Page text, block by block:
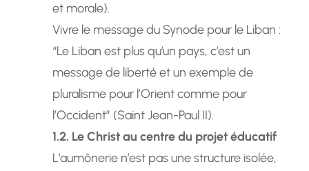
et morale).
Vivre le message du Synode pour le Liban :
“Le Liban est plus qu’un pays, c’est un
message de liberté et un exemple de
pluralisme pour l’Orient comme pour
l’Occident” (Saint Jean-Paul II).
1.2. Le Christ au centre du projet éducatif
L’aumônerie n’est pas une structure isolée,